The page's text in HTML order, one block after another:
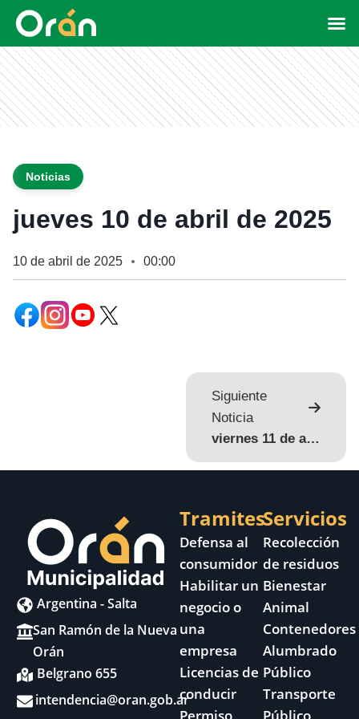
Noticias
jueves 10 de abril de 2025
10 de abril de 2025 ● 00:00
Siguiente
Noticia
viernes 11 de abril de 2025
Argentina - Salta
San Ramón de la Nueva
Orán
Belgrano 655
intendencia@oran.gob.ar
Tramites
Defensa al
consumidor
Habilitar un
negocio o
una
empresa
Licencias de
conducir
Servicios
Recolección
de residuos
Bienestar
Animal
Contenedores
Alumbrado
Público
Transporte